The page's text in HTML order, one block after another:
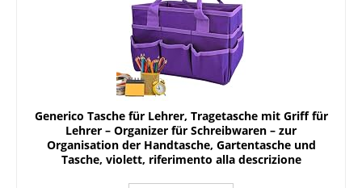
Generico Tasche für Lehrer, Tragetasche mit Griff für
Lehrer – Organizer für Schreibwaren – zur
Organisation der Handtasche, Gartentasche und
Tasche, violett, riferimento alla descrizione